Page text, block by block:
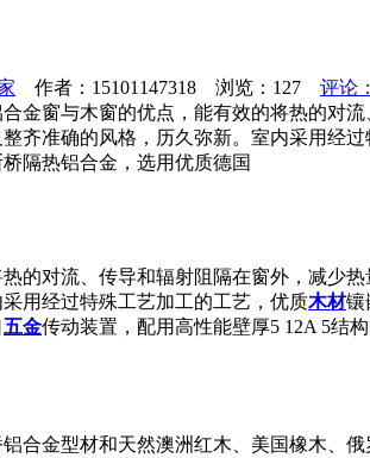
作者：15101147318 浏览： 127
评论
金窗与木窗的优点，能有效的将热的对
齐准确的风格，历久弥新。室内采用经
隔热铝合金，选用优质德国
的对流、传导和辐射阻隔在窗外，减少
用经过特殊工艺加工的工艺，优质木材镶
五金传动装置，配用高性能壁厚5 12A 5结
合金型材和天然澳洲红木、美国橡木、